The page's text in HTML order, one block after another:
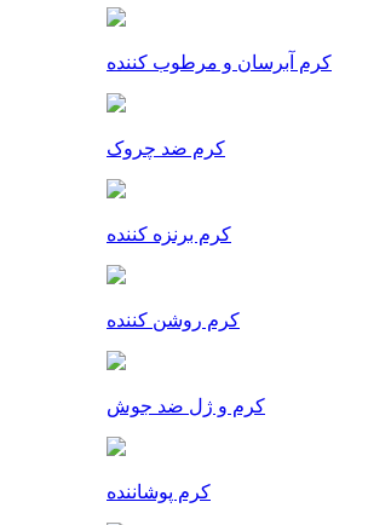
کرم آبرسان و مرطوب کننده
کرم ضد چروک
کرم برنزه کننده
کرم روشن کننده
کرم و ژل ضد جوش
کرم پوشاننده